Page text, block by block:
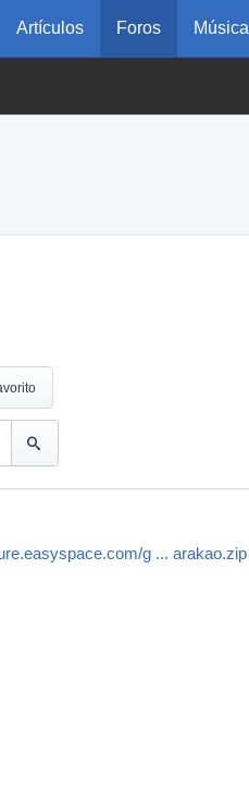
Artículos Foros Música
g ... arakao.zip